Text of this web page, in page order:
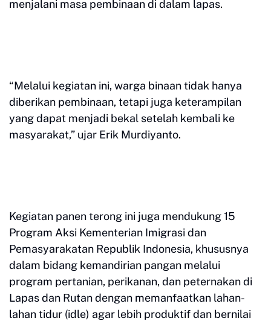
menjalani masa pembinaan di dalam lapas.
“Melalui kegiatan ini, warga binaan tidak hanya
diberikan pembinaan, tetapi juga keterampilan
yang dapat menjadi bekal setelah kembali ke
masyarakat,” ujar Erik Murdiyanto.
Kegiatan panen terong ini juga mendukung 15
Program Aksi Kementerian Imigrasi dan
Pemasyarakatan Republik Indonesia, khususnya
dalam bidang kemandirian pangan melalui
program pertanian, perikanan, dan peternakan di
Lapas dan Rutan dengan memanfaatkan lahan-
lahan tidur (idle) agar lebih produktif dan bernilai